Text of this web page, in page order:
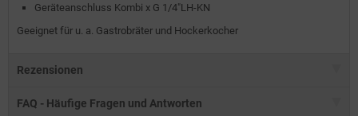
Geräteanschluss Kombi x G 1/4"LH-KN
Geeignet für u. a. Gastrobräter und Hockerkocher
Rezensionen
FAQ - Häufige Fragen und Antworten